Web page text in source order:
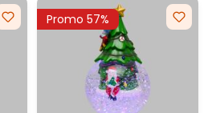
Promo 57%